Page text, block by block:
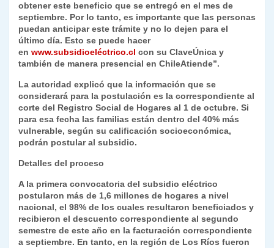
obtener este beneficio que se entregó en el mes de
septiembre. Por lo tanto, es importante que las personas
puedan anticipar este trámite y no lo dejen para el
último día. Esto se puede hacer
en www.subsidioeléctrico.cl con su ClaveÚnica y
también de manera presencial en ChileAtiende”.
La autoridad explicó que la información que se
considerará para la postulación es la correspondiente al
corte del Registro Social de Hogares al 1 de octubre. Si
para esa fecha las familias están dentro del 40% más
vulnerable, según su calificación socioeconómica,
podrán postular al subsidio.
Detalles del proceso
A la primera convocatoria del subsidio eléctrico
postularon más de 1,6 millones de hogares a nivel
nacional, el 98% de los cuales resultaron beneficiados y
recibieron el descuento correspondiente al segundo
semestre de este año en la facturación correspondiente
a septiembre. En tanto, en la región de Los Ríos fueron